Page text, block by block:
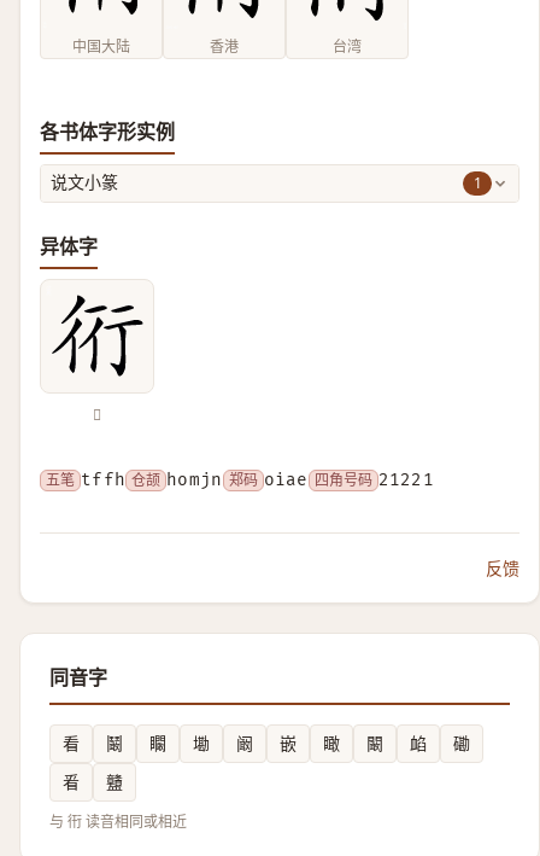
中国大陆 香港 台湾
各书体字形实例
说文小篆 1
异体字
𧗡
五笔 tffh 仓颉 homjn 郑码 oiae 四角号码 21221
反馈
同音字
看 鬫 矙 墈 阚 嵌 瞰 闞 䘓
磡
㸔
䀍
与 衎 读音相同或相近